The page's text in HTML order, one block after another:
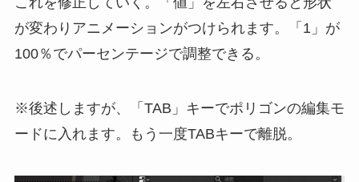
が変わりアニメーションがつけられます。「1」が
100％でパーセンテージで調整できる。
※後述しますが、「TAB」キーでポリゴンの編集モ
ードに入れます。もう一度TABキーで離脱。